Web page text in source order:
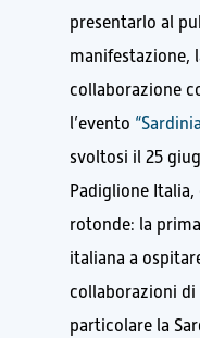
presentarlo al
manifestazione,
collaborazione
l’evento
svoltosi il 25
Padiglione
rotonde: la
italiana a
collaborazioni di
particolare la